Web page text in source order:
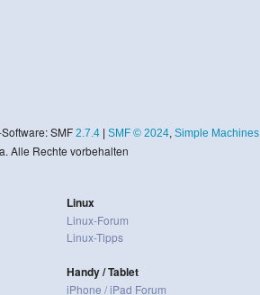
SMF 2.7.4| SMF © 2024, Simple Machines
Alle Rechte vorbehalten
Linux
Linux-Forum
Linux-Tipps
Handy / Tablet
iPhone / iPad Forum